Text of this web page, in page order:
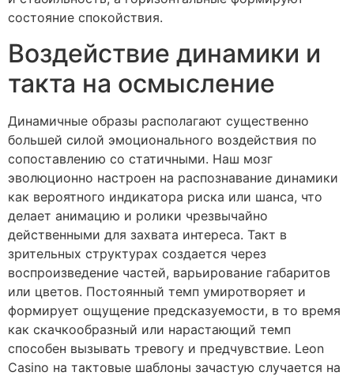
состояние спокойствия.
Воздействие динамики и
такта на осмысление
Динамичные образы располагают существенно
большей силой эмоционального воздействия по
сопоставлению со статичными. Наш мозг
эволюционно настроен на распознавание динамики
как вероятного индикатора риска или шанса, что
делает анимацию и ролики чрезвычайно
действенными для захвата интереса. Такт в
зрительных структурах создается через
воспроизведение частей, варьирование габаритов
или цветов. Постоянный темп умиротворяет и
формирует ощущение предсказуемости, в то время
как скачкообразный или нарастающий темп
способен вызывать тревогу и предчувствие. Leon
Casino на тактовые шаблоны зачастую случается на